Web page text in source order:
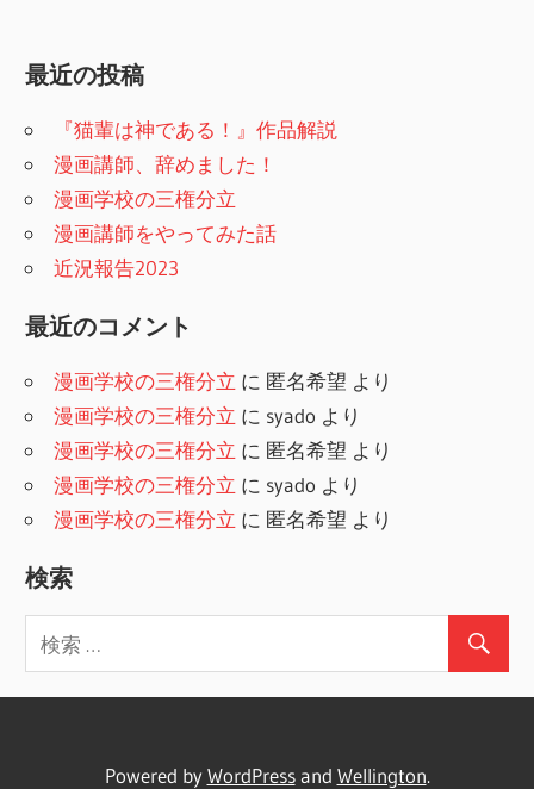
最近の投稿
『猫輩は神である！』作品解説
漫画講師、辞めました！
漫画学校の三権分立
漫画講師をやってみた話
近況報告2023
最近のコメント
漫画学校の三権分立 に 匿名希望 より
漫画学校の三権分立 に syado より
漫画学校の三権分立 に 匿名希望 より
漫画学校の三権分立 に syado より
漫画学校の三権分立 に 匿名希望 より
検索
Powered byWordPressand Wellington.